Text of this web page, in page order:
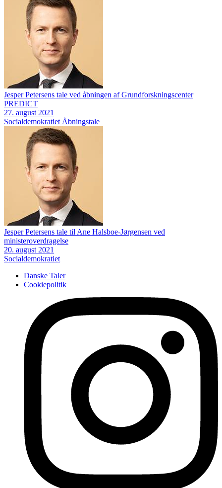
Jesper Petersens tale ved åbningen af Grundforskningscenter
PREDICT
27. august 2021
Socialdemokratiet Åbningstale
Jesper Petersens tale til Ane Halsboe-Jørgensen ved
ministeroverdragelse
20. august 2021
Socialdemokratiet
Danske Taler
Cookiepolitik